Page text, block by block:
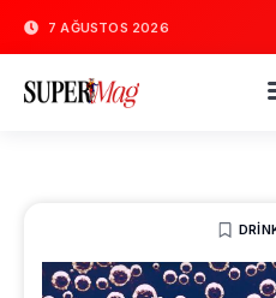
7 AĞUSTOS 2026